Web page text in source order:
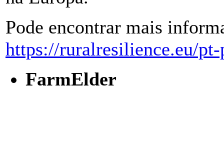
Pode encontrar mais
https://ruralresilience.eu/
FarmElder